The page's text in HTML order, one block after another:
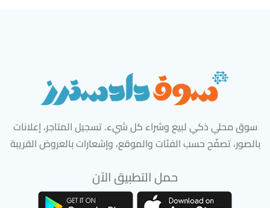
سوق محلي ذكي لبيع وشراء كل شيء. تسجيل المتاجر، إعلانات
بالصور، تصفّح حسب الفئات والموقع، وإشعارات بالعروض القريبة
حمل التطبيق الآن